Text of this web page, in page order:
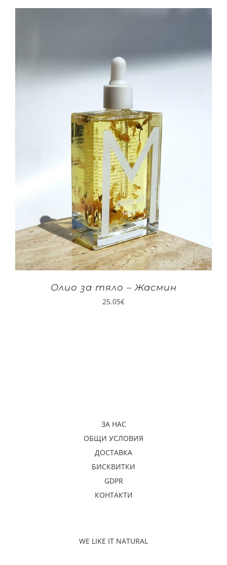
Олио за тяло – Жасмин
25.05€
ЗА НАС
ОБЩИ УСЛОВИЯ
ДОСТАВКА
БИСКВИТКИ
GDPR
КОНТАКТИ
WE LIKE IT NATURAL